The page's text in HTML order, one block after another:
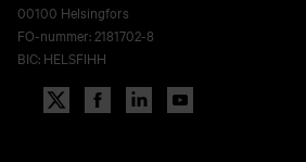
00100 Helsingfors
FO-nummer: 2181702-8
BIC: HELSFIHH